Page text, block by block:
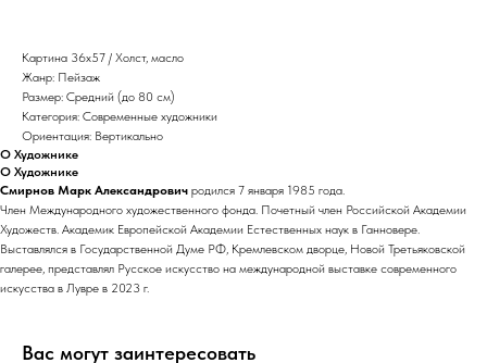
Картина 36х57 / Холст, масло
Жанр: Пейзаж
Размер: Средний (до 80 см)
Категория: Современные художники
Ориентация: Вертикально
О Художнике
О Художнике
Смирнов Марк Александрович родился 7 января 1985 года.
Член Международного художественного фонда. Почетный член Российской Академии
Художеств. Академик Европейской Академии Естественных наук в Ганновере.
Выставлялся в Государственной Думе РФ, Кремлевском дворце, Новой Третьяковской
галерее, представлял Русское искусство на международной выставке современного
искусства в Лувре в 2023 г.
Вас могут заинтересовать